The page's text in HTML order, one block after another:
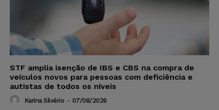
STF amplia isenção de IBS e CBS na compra de
veículos novos para pessoas com deficiência e
autistas de todos os níveis
Karina Silvério - 07/08/2026